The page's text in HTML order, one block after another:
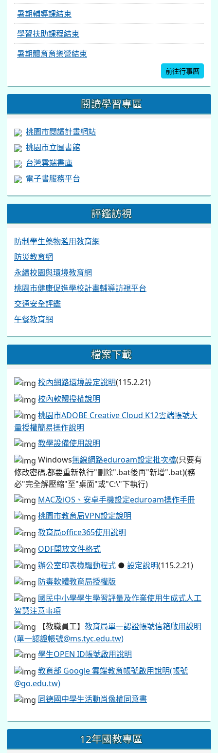
暑期輔導課結束
學習扶助課程結束
暑期體育育樂營結束
前往行事曆
閱讀學習專區
桃園市閱讀計畫網站
桃園市立圖書館
台灣雲端書庫
電子書服務平台
評鑑訪視
防制學生藥物濫用教育網
防災教育網
永續校園與環境教育網
桃園市健康促進學校計畫輔導訪視平台
交通安全評鑑
午餐教育網
檔案下載
校內網路環境設定說明(115.2.21)
校內軟體授權說明
桃園市ADOBE Creative Cloud K12雲端帳號大
量授權簡易操作說明
教學設備使用說明
Windows無線網路eduroam設定批次檔(只要有
修改密碼,都要重新執行"刪除".bat後再"新增".bat)(務
必"完全解壓縮"至"桌面"或"C:\"下執行)
MAC及iOS、安卓手機設定eduroam操作手冊
桃園市教育局VPN設定說明
教育局office365使用說明
ODF開放文件格式
辦公室印表機驅動程式 ● 設定說明(115.2.21)
防毒軟體教育局授權版
國民中小學學生學習評量及作業使用生成式人工
智慧注意事項
【教職員工】 教育局單一認證帳號信箱啟用說明
(單一認證帳號@ms.tyc.edu.tw)
學生OPEN ID帳號啟用說明
教育部 Google 雲端教育帳號啟用說明(帳號
@go.edu.tw)
同德國中學生活動肖像權同意書
12年國教專區